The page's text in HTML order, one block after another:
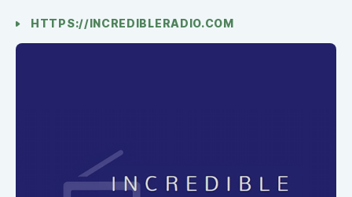
HTTPS://INCREDIBLERADIO.COM